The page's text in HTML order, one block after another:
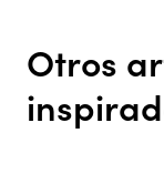
Otros